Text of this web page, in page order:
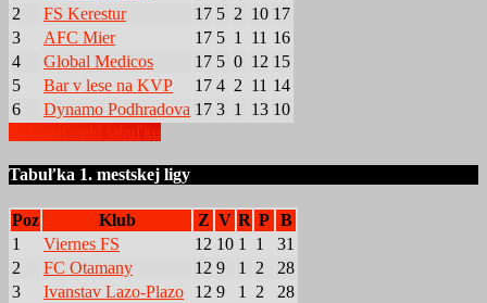
2
FS Kerestur 17 5 2 10 17
3
AFC Mier 17 5 1 11 16
4
Global Medicos 17 5 0 12 15
5
Bar v lese na KVP 17 4 2 11 14
6
Dynamo Podhradova 17 3 1 13 10
Tabuľka 1. mestskej ligy
Poz Klub Z V R P B
1
Viernes FS 12 10 1 1
31
2
FC Otamany 12 9 1 2
28
3
Ivanstav Lazo-Plazo 12 9 1 2
28